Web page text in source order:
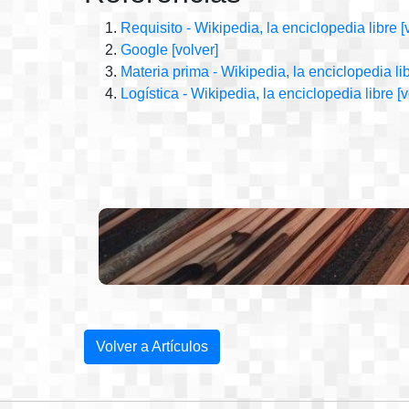
Requisito - Wikipedia, la enciclopedia libre
Google [volver]
Materia prima - Wikipedia, la enciclopedia
Logística - Wikipedia, la enciclopedia libre
Volver a Artículos